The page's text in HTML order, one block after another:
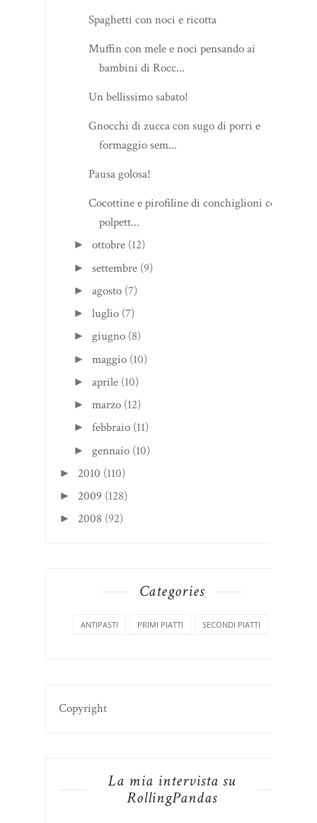
Spaghetti con noci e ricotta
Muffin con mele e noci pensando ai
bambini di Rocc...
Un bellissimo sabato!
Gnocchi di zucca con sugo di porri e
formaggio sem...
Pausa golosa!
Cocottine e pirofiline di conchiglioni con
polpett...
►ottobre (12)
►settembre (9)
►agosto (7)
►luglio (7)
►giugno (8)
►maggio (10)
►aprile (10)
►marzo (12)
►febbraio (11)
►gennaio (10)
► 2010 (110)
► 2009 (128)
► 2008 (92)
Categories
ANTIPASTI PRIMI PIATTI SECONDI PIATTI
Copyright
La mia intervista su
RollingPandas